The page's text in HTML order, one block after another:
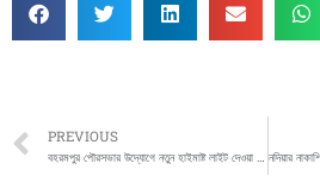
Prev
PREVIOUS
বহরমপুর পৌরসভার উদ্যোগে নতুন হাইমাষ্ট লাইট দেওয়া হল বহরমপুর স্টেডিয়াম ময়দানে